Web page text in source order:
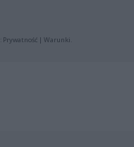
Prywatność| Warunki